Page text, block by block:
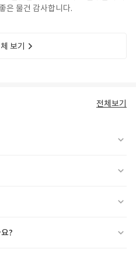
담은 살짝 오버핏이 나은거 같아요 좋은 물건 감사합니다.
보기
전체보기
?